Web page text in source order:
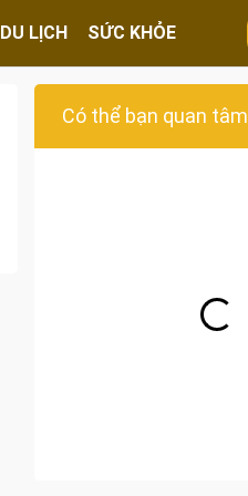
DU LỊCH SỨC KHỎE
Có thể bạn quan tâm